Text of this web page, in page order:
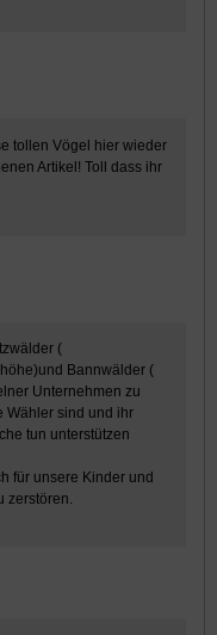
tollen Vögel hier wieder
Artikel! Toll dass ihr
(
Bannwälder (
Unternehmen zu
Wähler sind und ihr
tun unterstützen
für unsere Kinder und
zerstören.